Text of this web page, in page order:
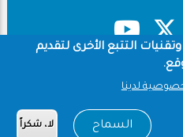
التتبع الأخرى لتقديم
لدينا
السماح لا، شكراً